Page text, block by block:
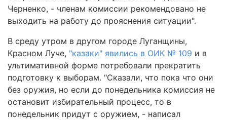
Черненко, - членам комиссии рекомендовано не
выходить на работу до прояснения ситуации".
В среду утром в другом городе Луганщины,
Красном Луче, "казаки" явились в ОИК № 109 и в
ультимативной форме потребовали прекратить
подготовку к выборам. "Сказали, что пока что они
без оружия, но если до понедельника комиссия не
остановит избирательный процесс, то в
понедельник придут с оружием, - написал